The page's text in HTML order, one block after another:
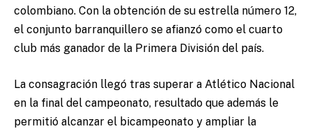
colombiano. Con la obtención de su estrella número 12,
el conjunto barranquillero se afianzó como el cuarto
club más ganador de la Primera División del país.
La consagración llegó tras superar a Atlético Nacional
en la final del campeonato, resultado que además le
permitió alcanzar el bicampeonato y ampliar la